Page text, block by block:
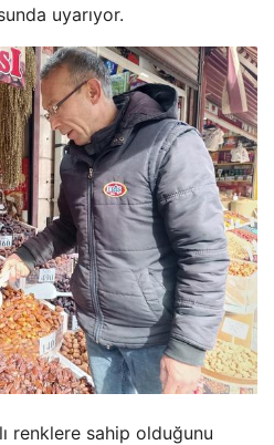
uyarıyor.
renklere sahip olduğunu